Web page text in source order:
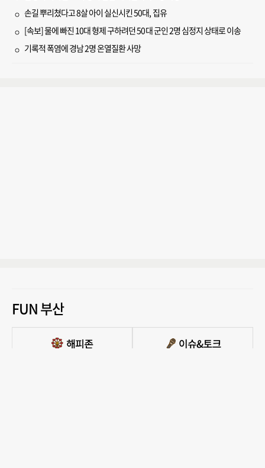
손길 뿌리쳤다고 8살 아이 실신시킨 50대, 집유
[속보] 물에 빠진 10대 형제 구하려던 50대 군인 2명 심정지 상태로 이송
기록적 폭염에 경남 2명 온열질환 사망
FUN 부산